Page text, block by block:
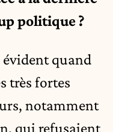
politique ?
évident quand
très fortes
notamment
qui refusaient